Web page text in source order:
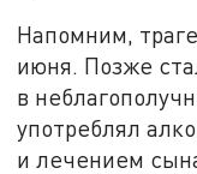
Напомним,
июня. Позже
в
употреблял
и лечением